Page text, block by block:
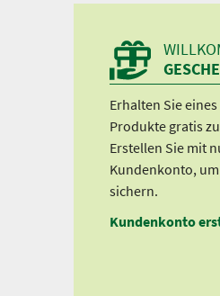
Erhalten Sie
Produkte gratis
Erstellen Sie mit
Kundenkonto,
sichern.
Kundenkonto